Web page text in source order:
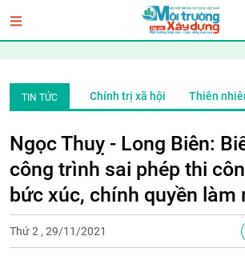
TIN TỨC
Xã Hội Chính trị xã hội Thiên
Ngọc Thuỵ - Long Biên:
công trình sai phép thi
bức xúc, chính quyền làm
Thứ 2 , 29/11/2021